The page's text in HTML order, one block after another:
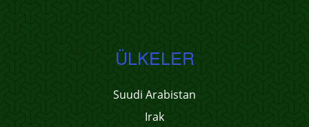
ÜLKELER
Suudi Arabistan
Irak